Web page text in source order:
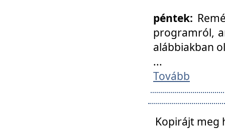
péntek:
programról,
alábbiakban
...
Tovább
Kopirájt meg